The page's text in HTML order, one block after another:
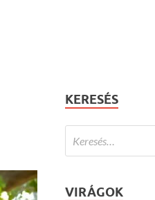
KERESÉS
VIRÁGOK